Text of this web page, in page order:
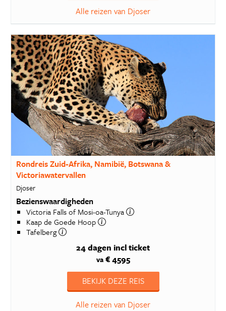
Alle reizen van Djoser
Rondreis Zuid-Afrika, Namibië, Botswana &
Victoriawatervallen
Djoser
Bezienswaardigheden
Victoria Falls of Mosi-oa-Tunya
Kaap de Goede Hoop
Tafelberg
24 dagen incl ticket
va€ 4595
BEKIJK DEZE REIS
Alle reizen van Djoser